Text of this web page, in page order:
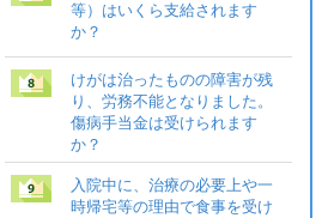
等）はいくら支給されます
か？
けがは治ったものの障害が残
り、労務不能となりました。
傷病手当金は受けられます
か？
入院中に、治療の必要上や一
時帰宅等の理由で食事を受け